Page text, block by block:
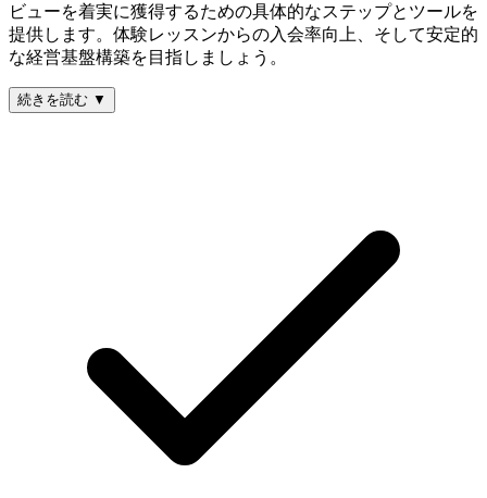
ビューを着実に獲得するための具体的なステップとツールを
提供します。体験レッスンからの入会率向上、そして安定的
な経営基盤構築を目指しましょう。
続きを読む ▼